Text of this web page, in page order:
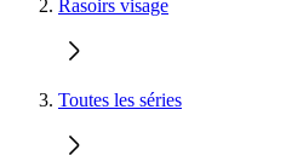
Rasoirs visage
Toutes les séries